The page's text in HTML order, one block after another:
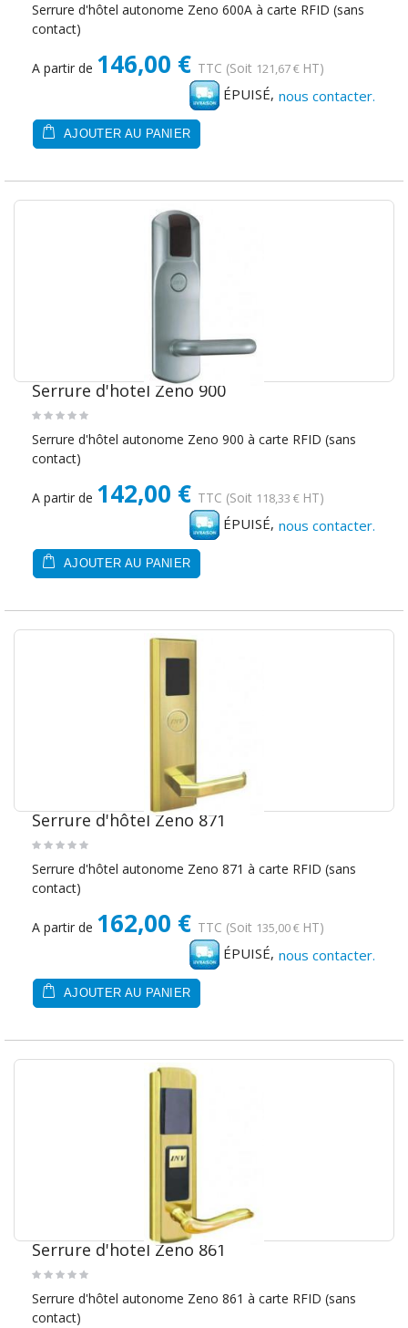
Serrure d'hôtel autonome Zeno 600A à carte RFID (sans
contact)
A partir de 146,00 € TTC (Soit 121,67 € HT)
ÉPUISÉ, nous contacter.
AJOUTER AU PANIER
Serrure d'hotel Zeno 900
Serrure d'hôtel autonome Zeno 900 à carte RFID (sans
contact)
A partir de 142,00 € TTC (Soit 118,33 € HT)
ÉPUISÉ, nous contacter.
AJOUTER AU PANIER
Serrure d'hôtel Zeno 871
Serrure d'hôtel autonome Zeno 871 à carte RFID (sans
contact)
A partir de 162,00 € TTC (Soit 135,00 € HT)
ÉPUISÉ, nous contacter.
AJOUTER AU PANIER
Serrure d'hotel Zeno 861
Serrure d'hôtel autonome Zeno 861 à carte RFID (sans
contact)